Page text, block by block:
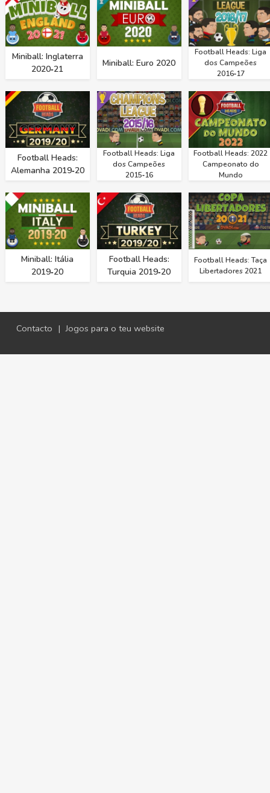
Miniball: Inglaterra
2020‑21
Miniball: Euro 2020
Football Heads: Liga
dos Campeões
2016‑17
Football Heads:
Alemanha 2019‑20
Football Heads: Liga
dos Campeões
2015‑16
Football Heads: 2022
Campeonato do
Mundo
Miniball: Itália
2019‑20
Football Heads:
Turquia 2019‑20
Football Heads: Taça
Libertadores 2021
Contacto | Jogos para o teu website